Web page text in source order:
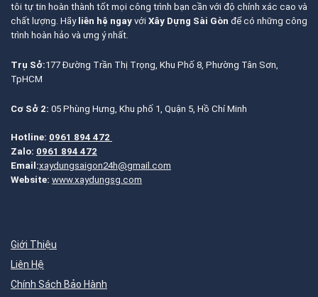
tôi tự tin hoàn thành tốt mọi công trình bạn cần với độ chính xác cao và
chất lượng. Hãy liên hệ ngay với Xây Dựng Sài Gòn để có những công
trình hoàn hảo và ưng ý nhất.
Trụ Sở:177 Đường Trần Thị Trọng, Khu Phố 8, Phường Tân Sơn,
TpHCM
Cơ Sở 2: 05 Phùng Hưng, Khu phố 1, Quận 5, Hồ Chí Minh
Hotline: 0961 894 472
Zalo: 0961 894 472
Email:xaydungsaigon24h@gmail.com
Website: www.xaydungsg.com
Giới Thiệu
Liên Hệ
Chính Sách Bảo Hành